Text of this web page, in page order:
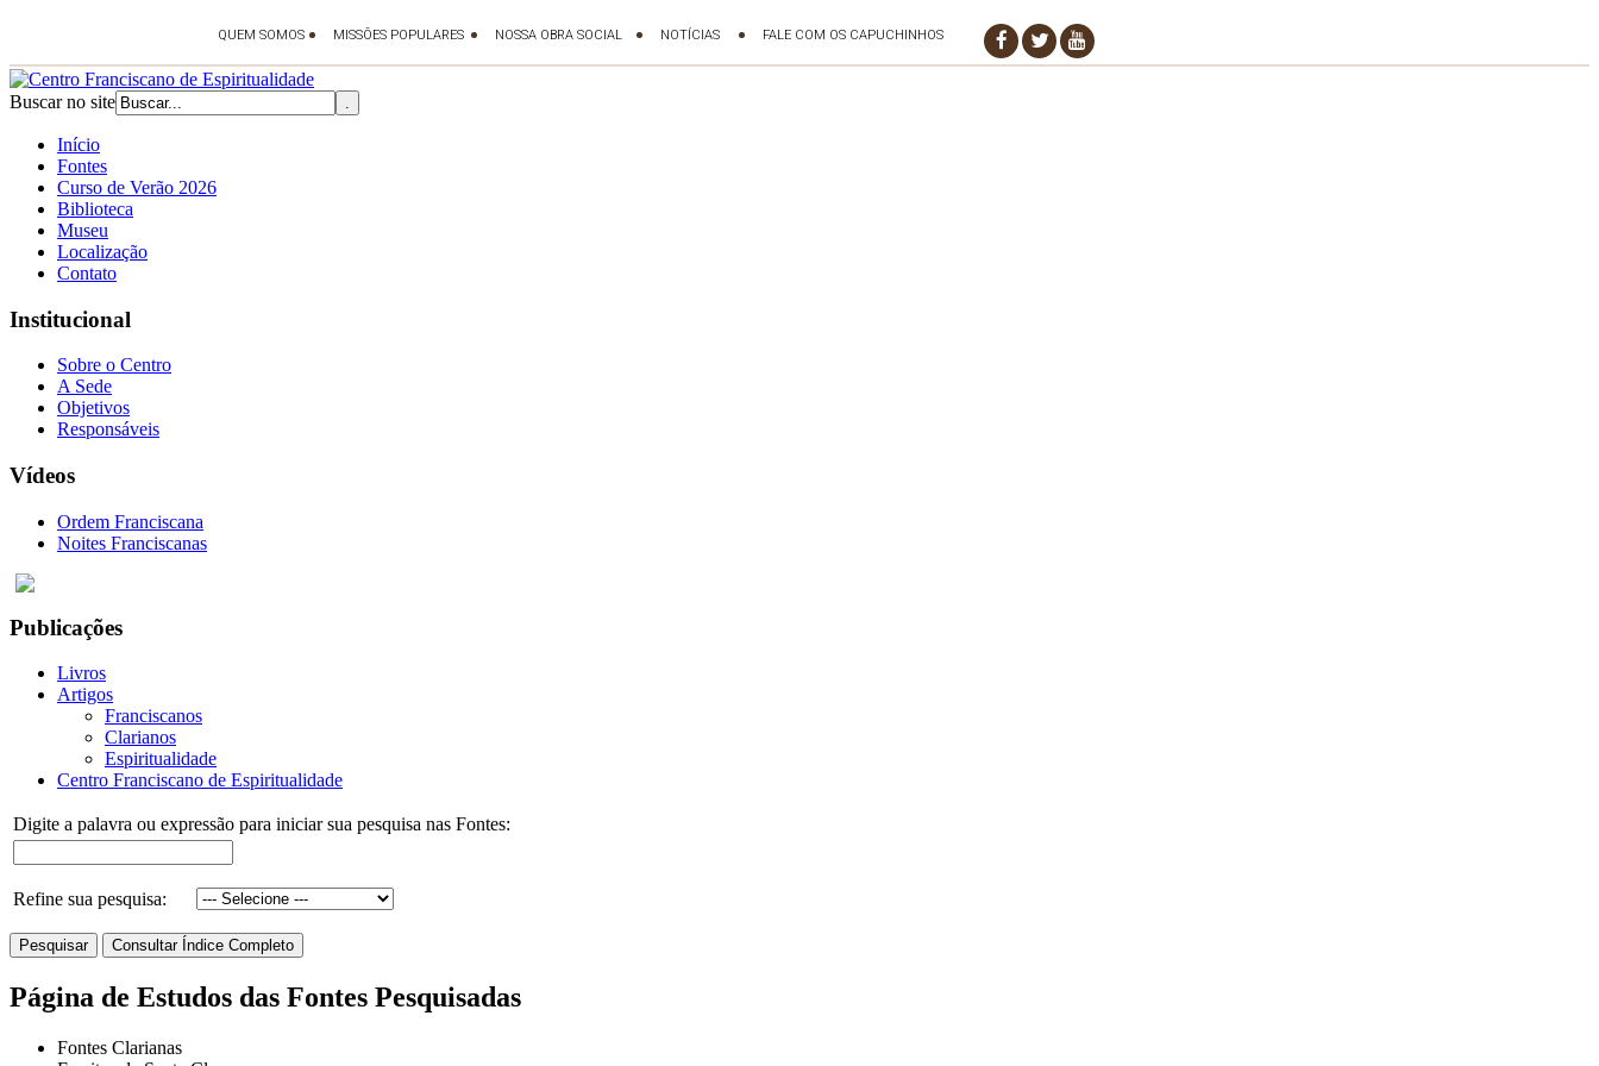
Buscar no site
Início
Fontes
Curso de Verão 2026
Biblioteca
Museu
Localização
Contato
Institucional
Sobre o Centro
A Sede
Objetivos
Responsáveis
Vídeos
Ordem Franciscana
Noites Franciscanas
Publicações
Livros
Artigos
Franciscanos
Clarianos
Espiritualidade
Centro Franciscano de Espiritualidade
Digite a palavra ou expressão para iniciar sua pesquisa nas Fontes:
Refine sua pesquisa:
Página de Estudos das Fontes Pesquisadas
Fontes Clarianas